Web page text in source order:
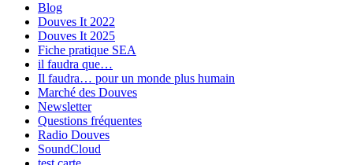
Blog
Douves It 2022
Douves It 2025
Fiche pratique SEA
il faudra que…
Il faudra… pour un monde plus humain
Marché des Douves
Newsletter
Questions fréquentes
Radio Douves
SoundCloud